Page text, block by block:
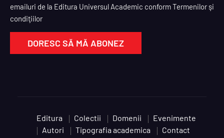
emailuri de la Editura Universul Academic conform Termenilor şi
condiţiilor
Editura Colectii Domenii
Evenimente
Autori
Tipografia academica Contact